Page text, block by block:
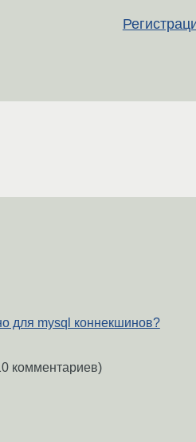
для mysql коннекшинов?
комментариев)